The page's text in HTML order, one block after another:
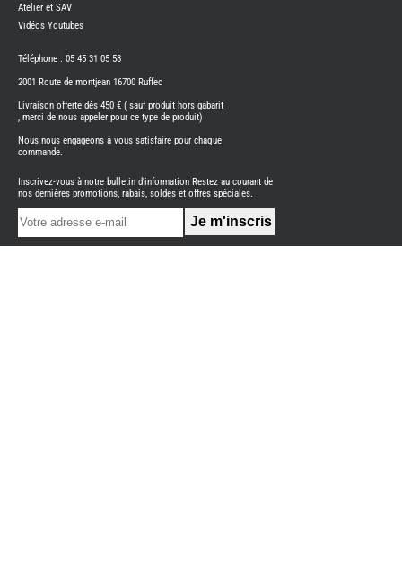
ITINEO
CAMPING-
OCCASION
CARADO
NEUFS
FOURGON
BENIMAR
FOURGON
Atelier et SAV
Vidéos Youtubes
Téléphone : 05 45 31 05 58
2001 Route de montjean 16700 Ruffec
Livraison offerte dès 450 € ( sauf produit hors gabarit
, merci de nous appeler pour ce type de produit)
Nous nous engageons à vous satisfaire pour chaque
commande.
Inscrivez-vous à notre bulletin d'information Restez au courant de
nos dernières promotions, rabais, soldes et offres spéciales.